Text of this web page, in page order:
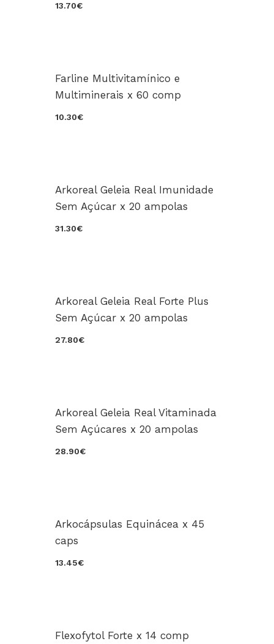
13.70€
Farline Multivitamínico e
Multiminerais x 60 comp
10.30€
Arkoreal Geleia Real Imunidade
Sem Açúcar x 20 ampolas
31.30€
Arkoreal Geleia Real Forte Plus
Sem Açúcar x 20 ampolas
27.80€
Arkoreal Geleia Real Vitaminada
Sem Açúcares x 20 ampolas
28.90€
Arkocápsulas Equinácea x 45
caps
13.45€
Flexofytol Forte x 14 comp